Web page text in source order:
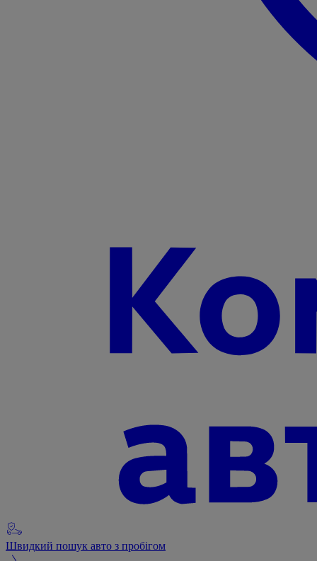
Швидкий пошук авто з пробігом